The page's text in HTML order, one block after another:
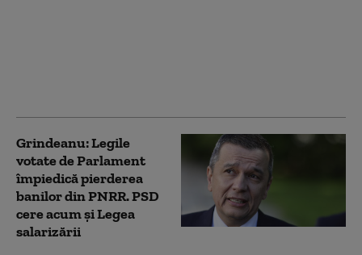
Grindeanu: Legile
votate de Parlament
împiedică pierderea
banilor din PNRR. PSD
cere acum și Legea
salarizării